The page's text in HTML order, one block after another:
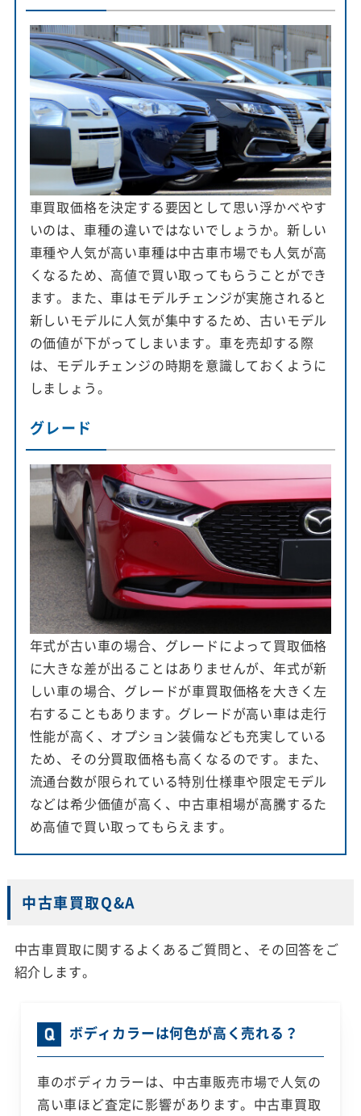
車買取価格を決定する要因として思い浮かべやす
いのは、車種の違いではないでしょうか。新しい
車種や人気が高い車種は中古車市場でも人気が高
くなるため、高値で買い取ってもらうことができ
ます。また、車はモデルチェンジが実施されると
新しいモデルに人気が集中するため、古いモデル
の価値が下がってしまいます。車を売却する際
は、モデルチェンジの時期を意識しておくように
しましょう。
グレード
年式が古い車の場合、グレードによって買取価格
に大きな差が出ることはありませんが、年式が新
しい車の場合、グレードが車買取価格を大きく左
右することもあります。グレードが高い車は走行
性能が高く、オプション装備なども充実している
ため、その分買取価格も高くなるのです。また、
流通台数が限られている特別仕様車や限定モデル
などは希少価値が高く、中古車相場が高騰するた
め高値で買い取ってもらえます。
中古車買取Q&A
中古車買取に関するよくあるご質問と、その回答をご
紹介します。
ボディカラーは何色が高く売れる？
車のボディカラーは、中古車販売市場で人気の
高い車ほど査定に影響があります。中古車買取